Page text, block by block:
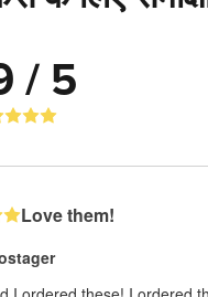
/ 5
Love them!